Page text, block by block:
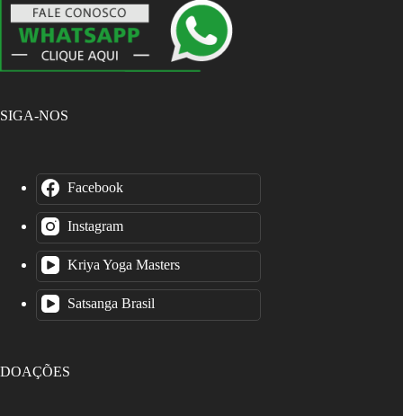
SIGA-NOS
Facebook
Instagram
Kriya Yoga Masters
Satsanga Brasil
DOAÇÕES